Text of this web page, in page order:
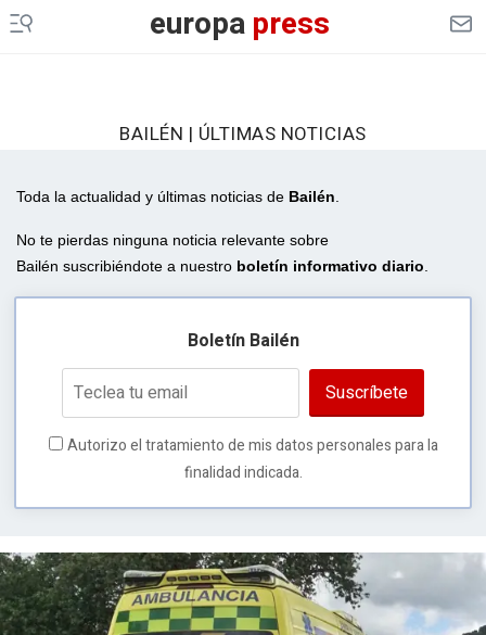
europapress
BAILÉN | ÚLTIMAS NOTICIAS
Toda la actualidad y últimas noticias de Bailén
No te pierdas ninguna noticia relevante sobre
Bailén suscribiéndote a nuestro boletín informativo diario
Boletín Bailén
Suscríbete
Autorizo el tratamiento de mis datos personales para la
finalidad indicada.